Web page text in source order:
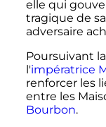
elle qui
tragique de
adversaire
Poursuivant
l'impératrice
renforcer les
entre les
Bourbon.